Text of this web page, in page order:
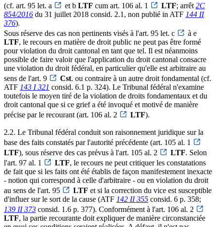
(cf. art. 95 let. a
et b LTF cum art. 106 al. 1 LTF; arrêt 2C
854/2016 du 31 juillet 2018 consid. 2.1, non publié in ATF 144 II
376).
Sous réserve des cas non pertinents visés à l'art. 95 let. c
à e
LTF, le recours en matière de droit public ne peut pas être formé
pour violation du droit cantonal en tant que tel. Il est néanmoins
possible de faire valoir que l'application du droit cantonal consacre
une violation du droit fédéral, en particulier qu'elle est arbitraire au
sens de l'art. 9
Cst. ou contraire à un autre droit fondamental (cf.
ATF 143 I 321 consid. 6.1 p. 324). Le Tribunal fédéral n'examine
toutefois le moyen tiré de la violation de droits fondamentaux et du
droit cantonal que si ce grief a été invoqué et motivé de manière
précise par le recourant (art. 106 al. 2
LTF).
2.2. Le Tribunal fédéral conduit son raisonnement juridique sur la
base des faits constatés par l'autorité précédente (art. 105 al. 1
LTF), sous réserve des cas prévus à l'art. 105 al. 2 LTF. Selon
l'art. 97 al. 1
LTF, le recours ne peut critiquer les constatations
de fait que si les faits ont été établis de façon manifestement inexacte
- notion qui correspond à celle d'arbitraire - ou en violation du droit
au sens de l'art. 95
LTF et si la correction du vice est susceptible
d'influer sur le sort de la cause (ATF 142 II 355 consid. 6 p. 358;
139 II 373 consid. 1.6 p. 377). Conformément à l'art. 106 al. 2
LTF, la partie recourante doit expliquer de manière circonstanciée